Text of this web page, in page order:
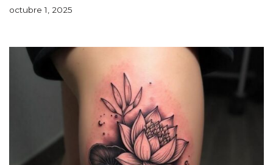
octubre 1, 2025